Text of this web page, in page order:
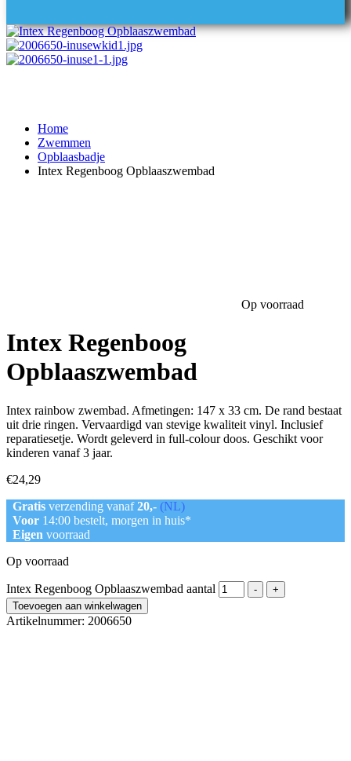
Home
Zwemmen
Opblaasbadje
Intex Regenboog Opblaaszwembad
Op voorraad
Intex Regenboog
Opblaaszwembad
Intex rainbow zwembad. Afmetingen: 147 x 33 cm. De rand bestaat
uit drie ringen. Vervaardigd van stevige kwaliteit vinyl. Inclusief
reparatiesetje. Wordt geleverd in full-colour doos. Geschikt voor
kinderen vanaf 3 jaar.
€24,29
Gratis verzending vanaf20,- (NL)
Voor 14:00 bestelt, morgen in huis*
Eigen voorraad
Op voorraad
Intex Regenboog Opblaaszwembad aantal -
+
Toevoegen aan winkelwagen
Artikelnummer: 2006650